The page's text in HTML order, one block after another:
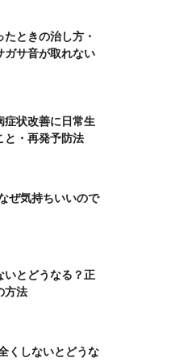
ときの治し方・
サ音が取れない
症状改善に日常生
と・再発予防法
ぜ気持ちいいので
いとどうなる？正
方法
くしないとどうな